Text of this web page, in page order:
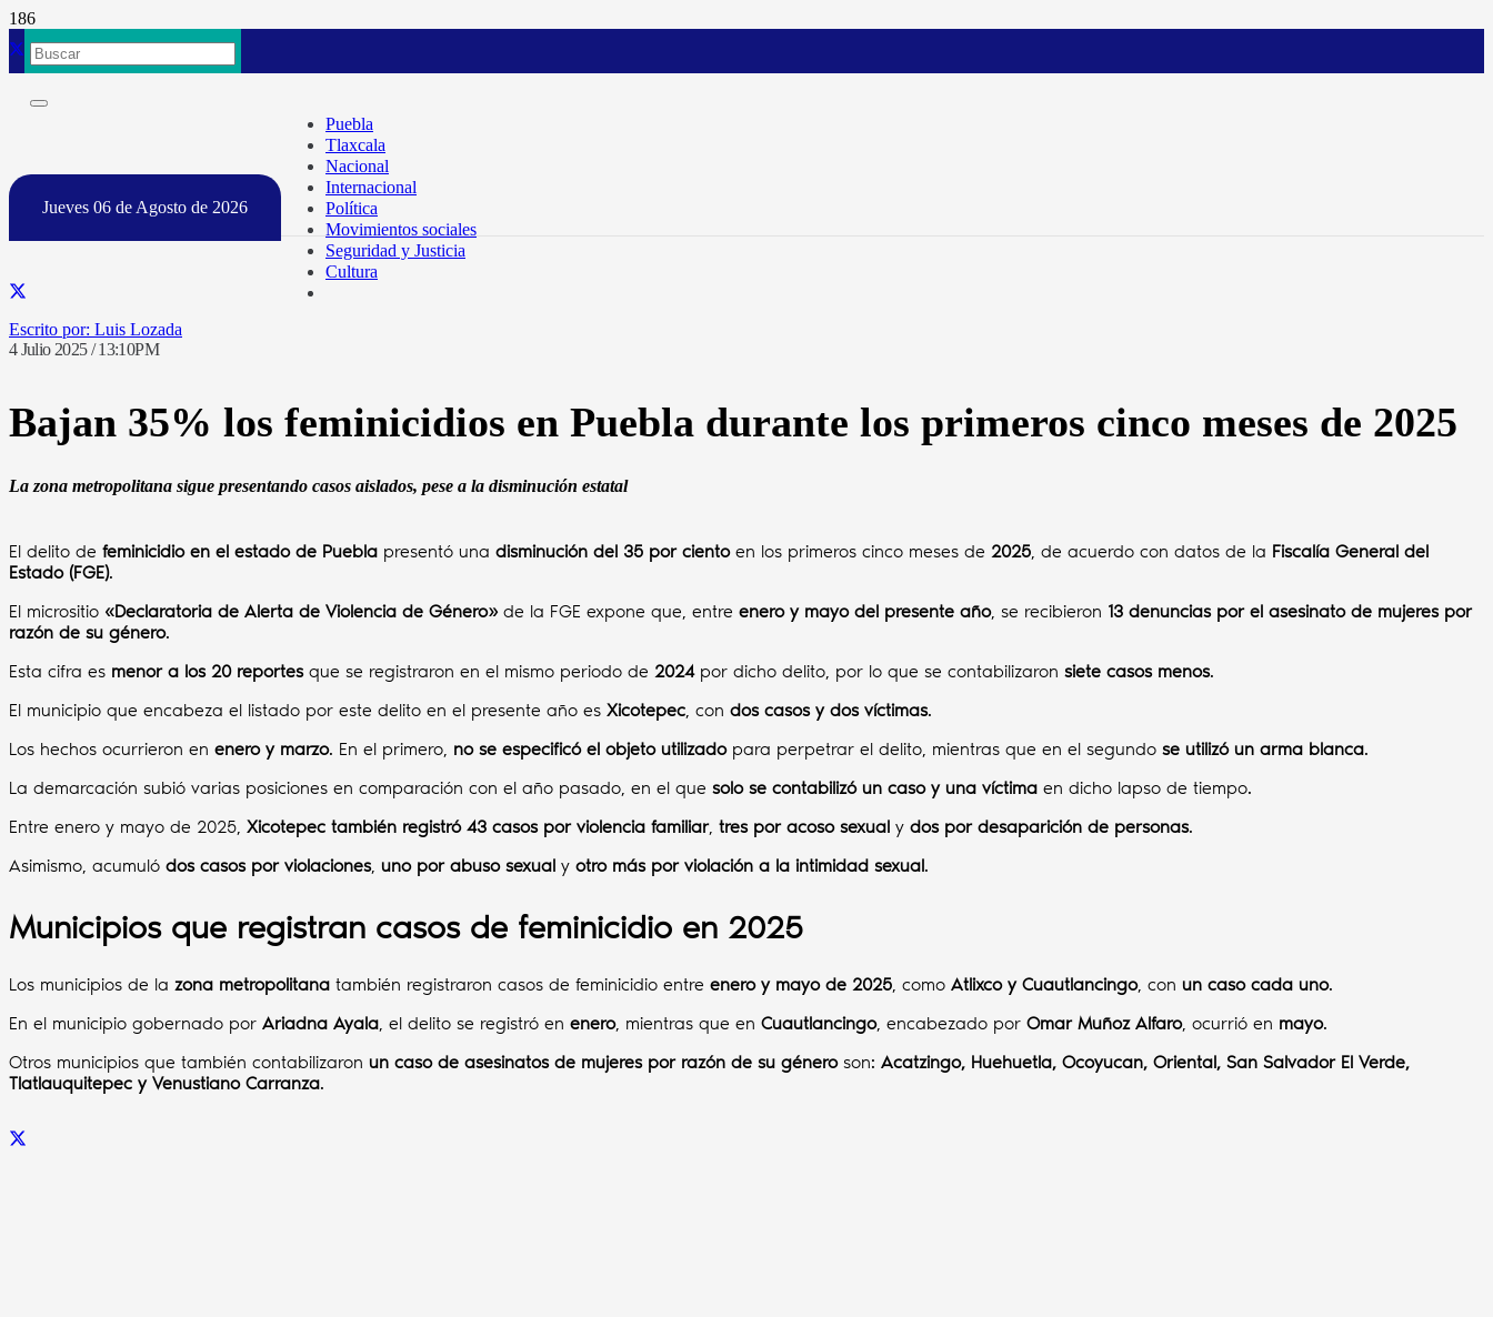
Jueves 06 de Agosto de 2026
Puebla
Tlaxcala
Nacional
Internacional
Política
Movimientos sociales
Seguridad y Justicia
Cultura
Luis Lozada
4 Julio 2025 / 13:10PM
Bajan 35% los feminicidios en Puebla durante los primeros cinco meses de 2025
La zona metropolitana sigue presentando casos aislados, pese a la disminución estatal
El delito de feminicidio en el estado de Puebla presentó una disminución del 35 por cientoen los primeros cinco meses de 2025, de acuerdo con datos de la Fiscalía General del
Estado (FGE).
El micrositio «Declaratoria de Alerta de Violencia de Género»de la FGE expone que, entre enero y mayo del presente año, se recibieron 13 denuncias por el asesinato de mujeres por
razón de su género.
Esta cifra es menor a los 20 reportesque se registraron en el mismo periodo de 2024por dicho delito, por lo que se contabilizaron siete casos menos.
El municipio que encabeza el listado por este delito en el presente año es Xicotepec, con dos casos y dos víctimas.
Los hechos ocurrieron en enero y marzo. En el primero, no se especificó el objeto utilizadopara perpetrar el delito, mientras que en el segundo se utilizó un arma blanca.
La demarcación subió varias posiciones en comparación con el año pasado, en el que solo se contabilizó un caso y una víctima en dicho lapso de tiempo.
Entre enero y mayo de 2025, Xicotepec también registró 43 casos por violencia familiar, tres por acoso sexual y dos por desaparición de personas.
Asimismo, acumuló dos casos por violaciones, uno por abuso sexual y otro más por violación a la intimidad sexual.
Municipios que registran casos de feminicidio en 2025
Los municipios de la zona metropolitana también registraron casos de feminicidio entre enero y mayo de 2025, como Atlixco y Cuautlancingo, con un caso cada uno.
En el municipio gobernado por Ariadna Ayala, el delito se registró en enero, mientras que en Cuautlancingo, encabezado por Omar Muñoz Alfaro, ocurrió en mayo.
Otros municipios que también contabilizaron un caso de asesinatos de mujeres por razón de su géneroson: Acatzingo, Huehuetla, Ocoyucan, Oriental, San Salvador El Verde,
Tlatlauquitepec y Venustiano Carranza.